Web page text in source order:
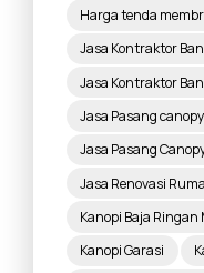
Harga tenda
Jasa Kontraktor
Jasa Kontraktor
Jasa Pasang
Jasa Pasang
Jasa Renovasi
Kanopi Baja Ringan
Kanopi Garasi